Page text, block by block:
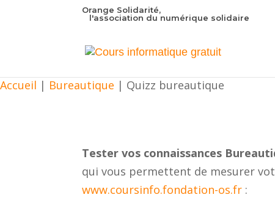
Orange Solidarité,
l'association du numérique solidaire
Accueil | Bureautique | Quizz bureautique
Tester vos connaissances
qui vous permettent de mesurer
www.coursinfo.fondation-os.fr :